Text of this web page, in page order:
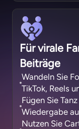
Für virale
Beiträge
Wandeln Sie
TikTok, Reels
Fügen Sie
Wiedergabe
Nutzen Sie